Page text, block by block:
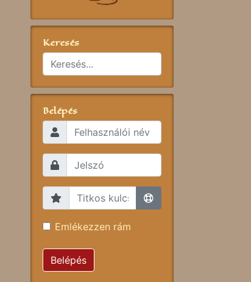
Keresés
Belépés
Emlékezzen rám
Belépés